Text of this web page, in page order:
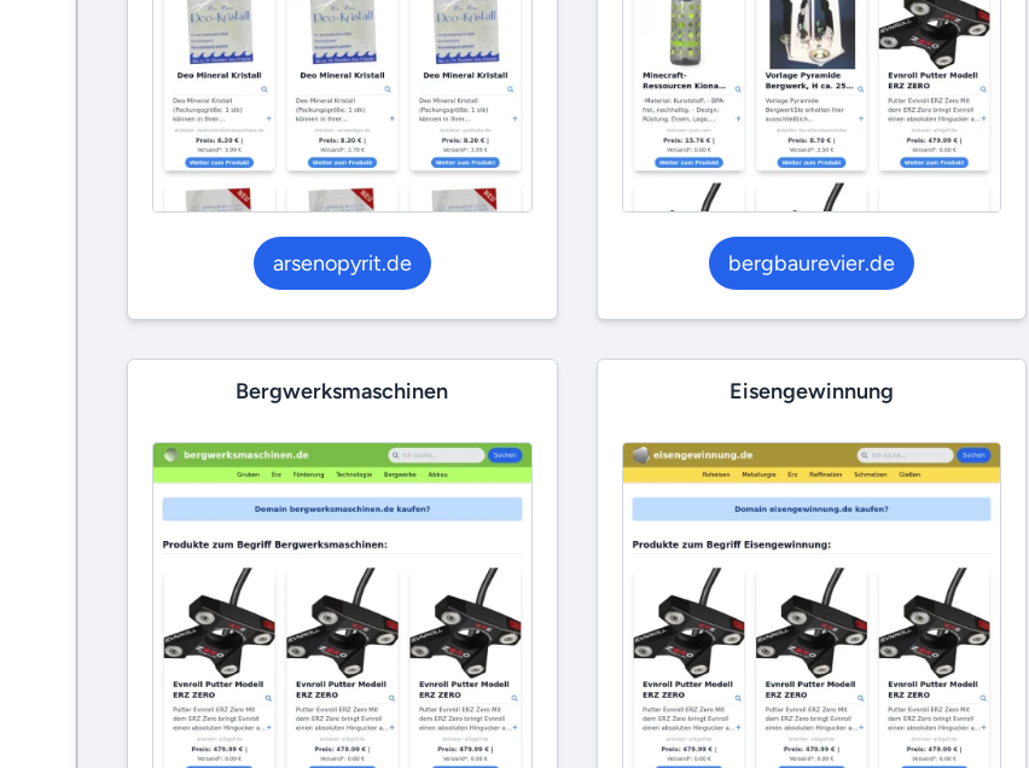
arsenopyrit.de bergbaurevier.de
Bergwerksmaschinen Eisengewinnung